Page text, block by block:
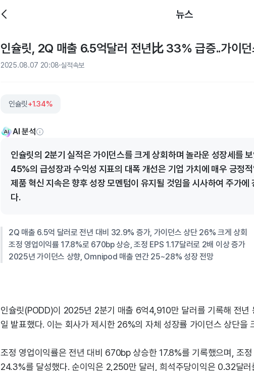
뉴스
인슐릿, 2Q 매출 6.5억달러 전년比 33% 급증..가이
2025.08.07 20:08 실적속보
인슐릿+1.34%
AI 분석
인슐릿의 2분기 실적은 가이던스를 크게 상회하며 놀라운 성장세를
45%의 급성장과 수익성 지표의 대폭 개선은 기업 가치에 매우 긍정
제품 혁신 지속은 향후 성장 모멘텀이 유지될 것임을 시사하여 주가에
다.
2Q 매출 6.5억 달러로 전년 대비 32.9% 증가, 가이던스 상단 26% 크게 상회
조정 영업이익률 17.8%로 670bp 상승, 조정 EPS 1.17달러로 2배 이상 증가
2025년 가이던스 상향, Omnipod 매출 연간 25~28% 성장 전망
인슐릿(PODD)이 2025년 2분기 매출 6억4,910만 달러를 기록해 전
일 발표했다. 이는 회사가 제시한 26%의 자체 성장률 가이던스 상단을
조정 영업이익률은 전년 대비 670bp 상승한 17.8%를 기록했으며, 조
24.3%를 달성했다. 순이익은 2,250만 달러, 희석주당이익은 0.32달러